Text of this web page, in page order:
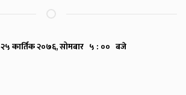
२५ कार्तिक २०७६, सोमबार ५ : ०० बजे